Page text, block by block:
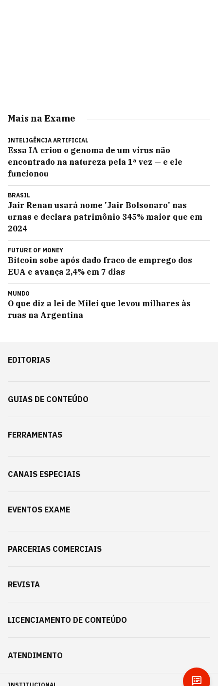
Mais na Exame
INTELIGÊNCIA ARTIFICIAL
Essa IA criou o genoma de um vírus não
encontrado na natureza pela 1ª vez — e ele
funcionou
BRASIL
Jair Renan usará nome 'Jair Bolsonaro' nas
urnas e declara patrimônio 345% maior que em
2024
FUTURE OF MONEY
Bitcoin sobe após dado fraco de emprego dos
EUA e avança 2,4% em 7 dias
MUNDO
O que diz a lei de Milei que levou milhares às
ruas na Argentina
EDITORIAS
GUIAS DE CONTEÚDO
FERRAMENTAS
CANAIS ESPECIAIS
EVENTOS EXAME
PARCERIAS COMERCIAIS
REVISTA
LICENCIAMENTO DE CONTEÚDO
ATENDIMENTO